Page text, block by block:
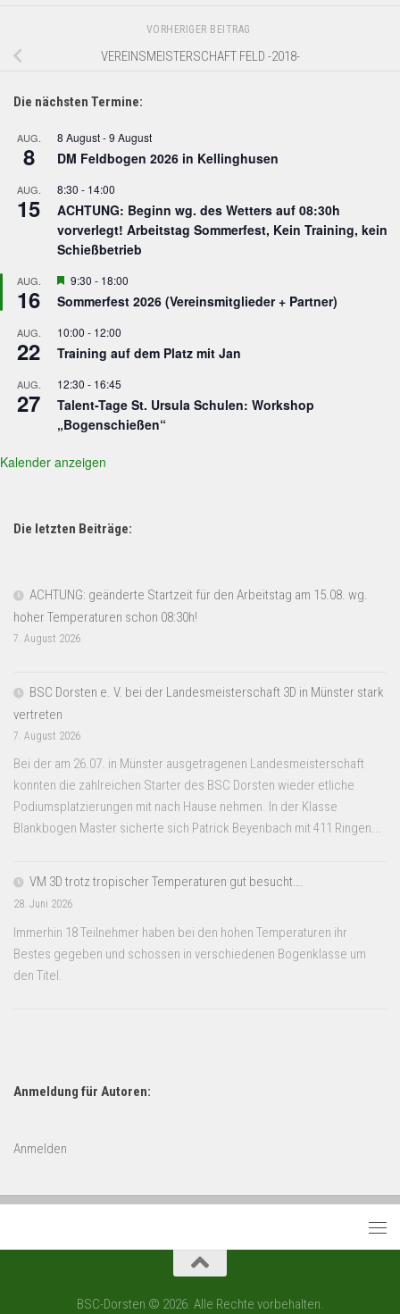
VORHERIGER BEITRAG
VEREINSMEISTERSCHAFT FELD -2018-
Die nächsten Termine:
AUG.
8
8 August-9 August
DM Feldbogen 2026 in Kellinghusen
AUG.
15
8:30 - 14:00
ACHTUNG: Beginn wg. des Wetters auf 08:30h
vorverlegt! Arbeitstag Sommerfest, Kein Training, kein
Schießbetrieb
AUG.
16
Hervorgehoben
9:30 - 18:00
Sommerfest 2026 (Vereinsmitglieder + Partner)
AUG.
22
10:00 - 12:00
Training auf dem Platz mit Jan
AUG.
27
12:30 - 16:45
Talent-Tage St. Ursula Schulen: Workshop
„Bogenschießen“
Kalender anzeigen
Die letzten Beiträge:
ACHTUNG: geänderte Startzeit für den Arbeitstag am 15.08. wg.
hoher Temperaturen schon 08:30h!
7. August 2026
BSC Dorsten e. V. bei der Landesmeisterschaft 3D in Münster stark
vertreten
7. August 2026
Bei der am 26.07. in Münster ausgetragenen Landesmeisterschaft
konnten die zahlreichen Starter des BSC Dorsten wieder etliche
Podiumsplatzierungen mit nach Hause nehmen. In der Klasse
Blankbogen Master sicherte sich Patrick Beyenbach mit 411 Ringen...
VM 3D trotz tropischer Temperaturen gut besucht….
28. Juni 2026
Immerhin 18 Teilnehmer haben bei den hohen Temperaturen ihr
Bestes gegeben und schossen in verschiedenen Bogenklasse um
den Titel.
Anmeldung für Autoren:
Anmelden
BSC-Dorsten © 2026. Alle Rechte vorbehalten.